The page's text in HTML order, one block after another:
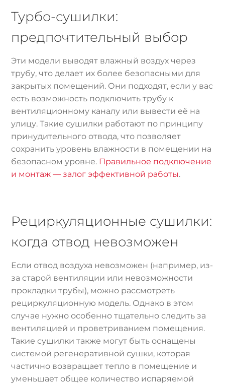
Турбо-сушилки:
предпочтительный выбор
Эти модели выводят влажный воздух через
трубу, что делает их более безопасными для
закрытых помещений. Они подходят, если у вас
есть возможность подключить трубу к
вентиляционному каналу или вывести её на
улицу. Такие сушилки работают по принципу
принудительного отвода, что позволяет
сохранить уровень влажности в помещении на
безопасном уровне. Правильное подключение
и монтаж — залог эффективной работы.
Рециркуляционные сушилки:
когда отвод невозможен
Если отвод воздуха невозможен (например, из-
за старой вентиляции или невозможности
прокладки трубы), можно рассмотреть
рециркуляционную модель. Однако в этом
случае нужно особенно тщательно следить за
вентиляцией и проветриванием помещения.
Такие сушилки также могут быть оснащены
системой регенеративной сушки, которая
частично возвращает тепло в помещение и
уменьшает общее количество испаряемой